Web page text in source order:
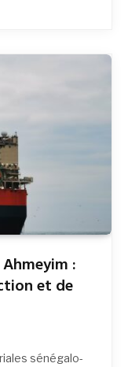
:
et de
sénégalo-